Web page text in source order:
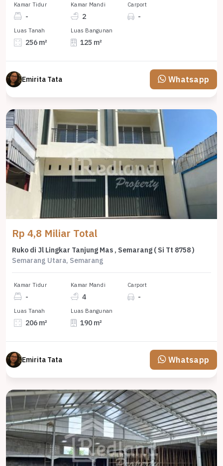
Kamar Tidur
-
Kamar Mandi
2
Carport
-
Luas Tanah
256 m²
Luas Bangunan
125 m²
Emirita Tata Whatsapp
Rp 4,8 Miliar Total
Ruko di Jl Lingkar Tanjung Mas , Semarang ( Si Tt 8758 )
Semarang Utara, Semarang
Kamar Tidur
-
Kamar Mandi
4
Carport
-
Luas Tanah
206 m²
Luas Bangunan
190 m²
Emirita Tata Whatsapp